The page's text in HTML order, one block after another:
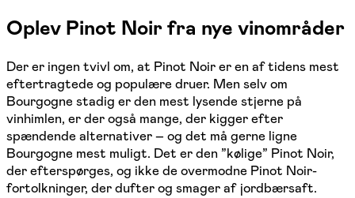
Oplev Pinot Noir fra nye vinområder
Der er ingen tvivl om, at Pinot Noir er en af tidens mest
eftertragtede og populære druer. Men selv om
Bourgogne stadig er den mest lysende stjerne på
vinhimlen, er der også mange, der kigger efter
spændende alternativer – og det må gerne ligne
Bourgogne mest muligt. Det er den ”kølige” Pinot Noir,
der efterspørges, og ikke de overmodne Pinot Noir-
fortolkninger, der dufter og smager af jordbærsaft.